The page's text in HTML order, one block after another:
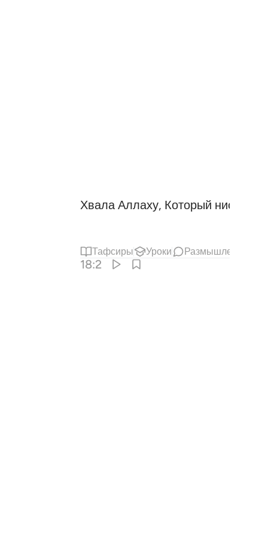
Хвала Аллаху, Который
Тафсиры Уроки Размышления
18:2